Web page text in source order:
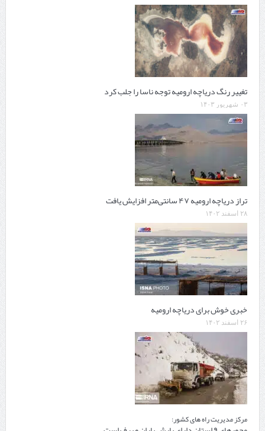
تغییر رنگ دریاچه ارومیه توجه ناسا را جلب کرد
۰۳ شهریور ۱۴۰۳
تراز دریاچه ارومیه ۴۷ سانتی‌متر افزایش یافت
۲۸ اسفند ۱۴۰۲
خبری خوش برای دریاچه ارومیه
۲۶ اسفند ۱۴۰۲
مرکز مدیریت راه های کشور: